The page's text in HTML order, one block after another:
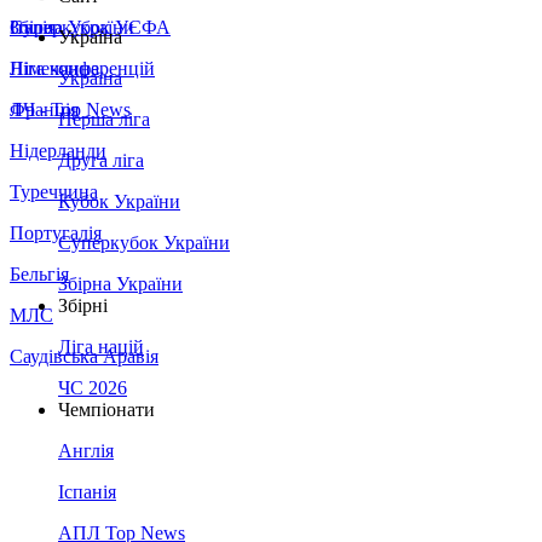
Збірна України
Італія
Німеччина
Франція
Нідерланди
Туреччина
Португалія
Бельгія
МЛС
Саудівська Аравія
Суперкубок УЄФА
Ліга конференцій
ЛЧ - Top News
Україна
Україна
Перша ліга
Друга ліга
Кубок України
Суперкубок України
Збірна України
Збірні
Ліга націй
ЧС 2026
Чемпіонати
Англія
Іспанія
АПЛ Top News